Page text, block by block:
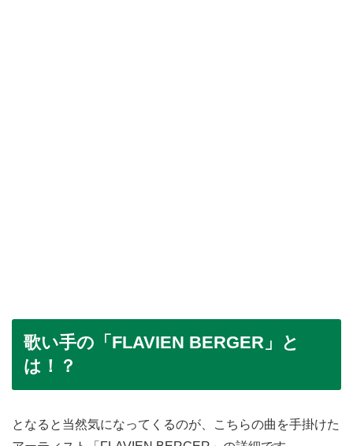
歌い手の「FLAVIEN BERGER」と
は！？
となると当然気になってくるのが、こちらの曲を手掛けた